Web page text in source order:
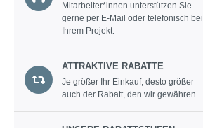
Mitarbeiter*innen unterstützen Sie
gerne per E-Mail oder telefonisch bei
Ihrem Projekt.
ATTRAKTIVE RABATTE
Je größer Ihr Einkauf, desto größer
auch der Rabatt, den wir gewähren.